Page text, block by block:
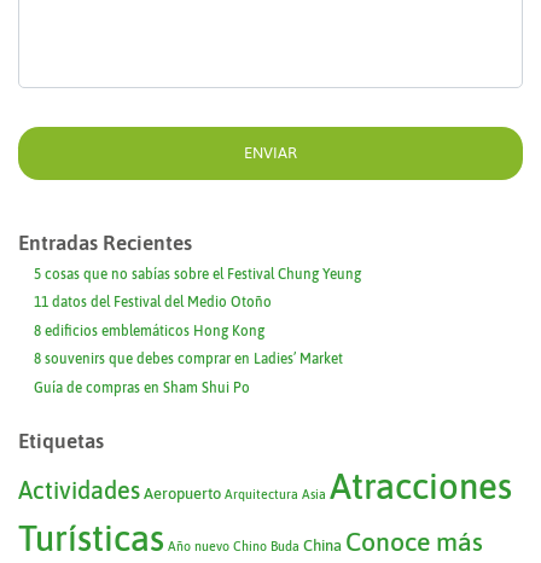
Entradas Recientes
5 cosas que no sabías sobre el Festival Chung Yeung
11 datos del Festival del Medio Otoño
8 edificios emblemáticos Hong Kong
8 souvenirs que debes comprar en Ladies’ Market
Guía de compras en Sham Shui Po
Etiquetas
Actividades Aeropuerto Arquitectura Asia Atracciones
Turísticas Año nuevo Chino Buda China Conoce más